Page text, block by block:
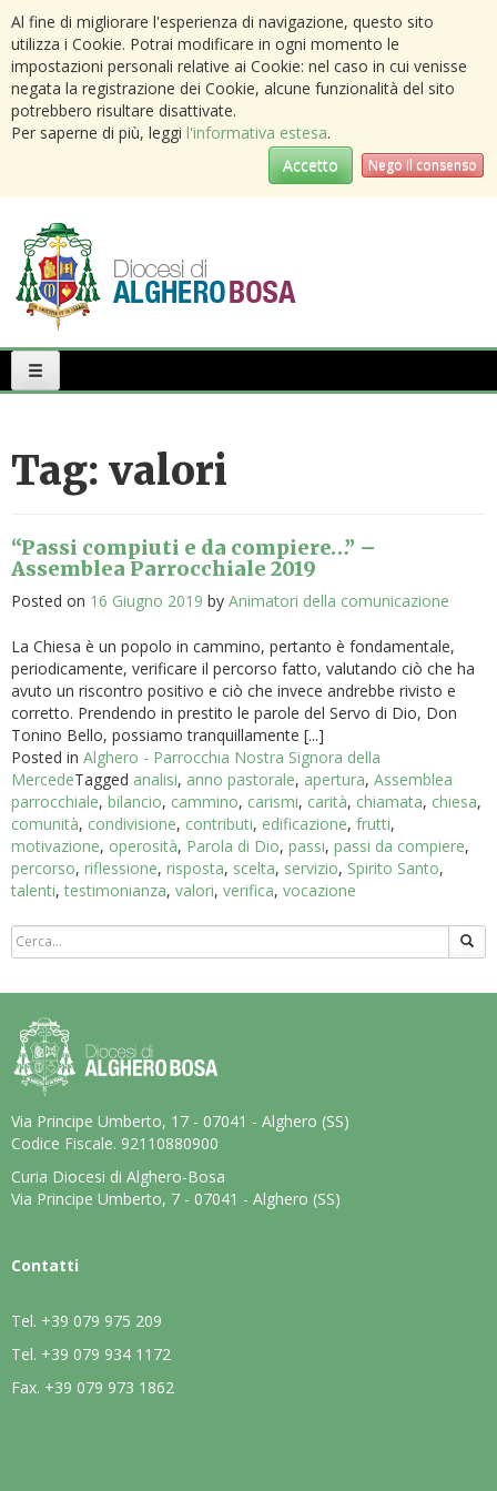
Al fine di migliorare l'esperienza di navigazione, questo sito
utilizza i Cookie. Potrai modificare in ogni momento le
impostazioni personali relative ai Cookie: nel caso in cui venisse
negata la registrazione dei Cookie, alcune funzionalità del sito
potrebbero risultare disattivate.
Per saperne di più, leggi l'informativa estesa.
Accetto
Nego il consenso
Menu
Tag: valori
“Passi compiuti e da compiere…” –
Assemblea Parrocchiale 2019
Posted on 16 Giugno 2019 by Animatori della comunicazione
La Chiesa è un popolo in cammino, pertanto è fondamentale,
periodicamente, verificare il percorso fatto, valutando ciò che ha
avuto un riscontro positivo e ciò che invece andrebbe rivisto e
corretto. Prendendo in prestito le parole del Servo di Dio, Don
Tonino Bello, possiamo tranquillamente [...]
Posted in Alghero - Parrocchia Nostra Signora della
MercedeTagged analisi, anno pastorale, apertura, Assemblea
parrocchiale, bilancio, cammino, carismi, carità, chiamata, chiesa,
comunità, condivisione, contributi, edificazione, frutti,
motivazione, operosità, Parola di Dio, passi, passi da compiere,
percorso, riflessione, risposta, scelta, servizio, Spirito Santo,
talenti,testimonianza, valori, verifica, vocazione
Via Principe Umberto, 17 - 07041 - Alghero (SS)
Codice Fiscale. 92110880900
Curia Diocesi di Alghero-Bosa
Via Principe Umberto, 7 - 07041 - Alghero (SS)
Contatti
Tel. +39 079 975 209
Tel. +39 079 934 1172
Fax. +39 079 973 1862